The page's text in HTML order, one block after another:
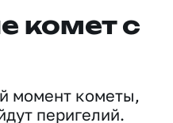
комет с
момент кометы,
перигелий.